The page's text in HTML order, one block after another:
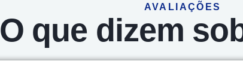
AVALIAÇÕES
O que dizem